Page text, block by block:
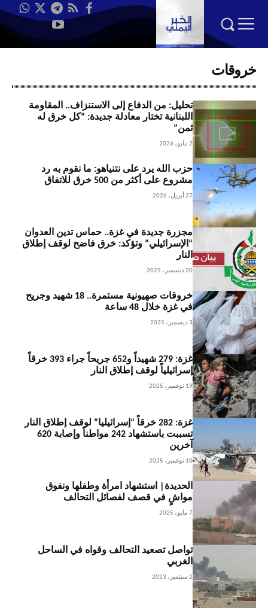
خروقات
تحليل: من الدفاع إلى الاستنزاف.. المقاومة
اللبنانية تختار معادلة جديدة: “كل خرق له
ثمن”
2 مايو، 2026
حزب الله يرد على نتنياهو: ما نقوم به رد
مشروع على أكثر من 500 خرق للاتفاق
27 أبريل، 2026
مجزرة جديدة في غزة.. حماس تدين العدوان
“الإسرائيلي” وتؤكد: خرق فاضح لوقف إطلاق
النار
20 ديسمبر، 2025
خروقات صهيونية مستمرة.. 18 شهيد وجريح
في غزة خلال 48 ساعة
3 ديسمبر، 2025
غزة: 279 شهيداً و652 جريحاً جراء 393 خرقاً
إسرائيلياً لوقف إطلاق النار
19 نوفمبر، 2025
غزة: 282 خرقاً “إسرائيليا” لوقف إطلاق النار
تسببت باستشهاد 242 مواطناً وإصابة 620
آخرين
10 نوفمبر، 2025
الحديدة| استشهاد امرأة وطفلها ونفوق
مواشٍ في قصف لفصائل التحالف
7 مايو، 2025
تواصل تصعيد التحالف وقواه في الساحل
الغربي
2 سبتمبر، 2023